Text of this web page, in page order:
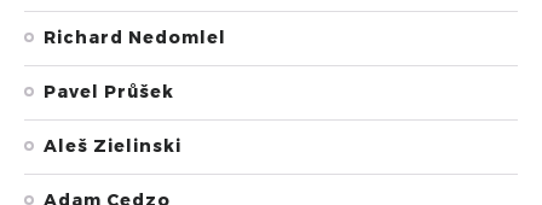
Richard Nedomlel
Pavel Průšek
Aleš Zielinski
Adam Cedzo